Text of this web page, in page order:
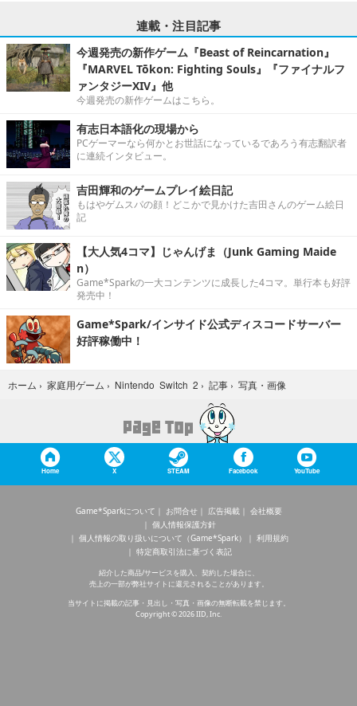
連載・注目記事
今週発売の新作ゲーム『Beast of Reincarnation』
『MARVEL Tōkon: Fighting Souls』『ファイナルフ
ァンタジーXIV』他
今週発売の新作ゲームはこちら。
有志日本語化の現場から
PCゲーマーなら何かとお世話になっているであろう有志翻訳者
に連続インタビュー。
吉田輝和のゲームプレイ絵日記
もはやゲムスパの顔！どこかで見かけた吉田さんのゲーム絵日
記
【大人気4コマ】じゃんげま（Junk Gaming Maide
n）
Game*Sparkの一大コンテンツに成長した4コマ。単行本も好評
発売中！
Game*Spark/インサイド公式ディスコードサーバー
好評稼働中！
ホーム › 家庭用ゲーム › Nintendo Switch 2 › 記事 › 写真・画像
Home X STEAM Facebook YouTube
Game*Sparkについて お問合せ 広告掲載
会社概要
個人情報保護方針
個人情報の取り扱いについて（Game*Spark）
利用規約
特定商取引法に基づく表記
紹介した商品/サービスを購入、契約した場合に、
売上の一部が弊社サイトに還元されることがあります。
当サイトに掲載の記事・見出し・写真・画像の無断転載を禁じます。
Copyright © 2026 IID, Inc.